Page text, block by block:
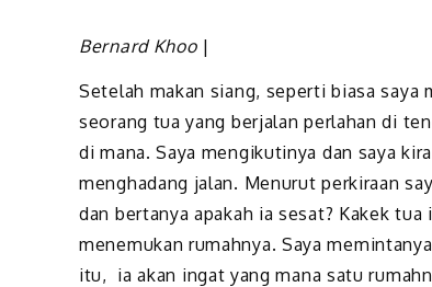
Bernard Khoo |
Setelah makan siang, seperti biasa
seorang tua yang berjalan perlahan di
di mana. Saya mengikutinya dan saya
menghadang jalan. Menurut perkiraan
dan bertanya apakah ia sesat? Kakek
menemukan rumahnya. Saya
itu, ia akan ingat yang mana satu